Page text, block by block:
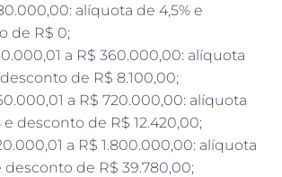
alíquota de 4,5% e
de R$ 0;
a R$ 360.000,00: alíquota
de R$ 8.100,00;
a R$ 720.000,00: alíquota
e desconto de R$ 12.420,00;
a R$ 1.800.000,00: alíquota
desconto de R$ 39.780,00;